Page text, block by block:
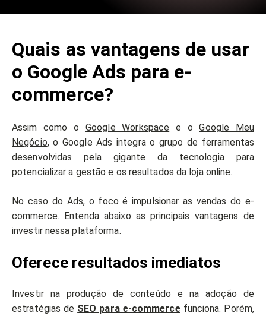
Quais as vantagens de usar
o Google Ads para e-
commerce?
Assim como oGoogle Workspace e oGoogle Meu
Negócio, o Google Ads integra o grupo de ferramentas
desenvolvidas pela gigante da tecnologia para
potencializar a gestão e os resultados da loja online.
No caso do Ads, o foco é impulsionar as vendas do e-
commerce. Entenda abaixo as principais vantagens de
investir nessa plataforma.
Oferece resultados imediatos
Investir na produção de conteúdo e na adoção de
estratégias de SEO para e-commercefunciona. Porém,